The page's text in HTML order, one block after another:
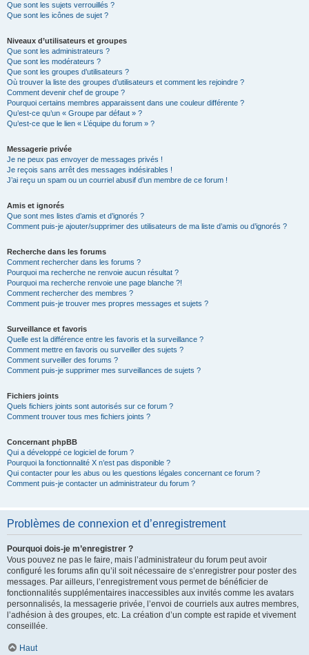
Que sont les sujets verrouillés ?
Que sont les icônes de sujet ?
Niveaux d’utilisateurs et groupes
Que sont les administrateurs ?
Que sont les modérateurs ?
Que sont les groupes d’utilisateurs ?
Où trouver la liste des groupes d’utilisateurs et comment les rejoindre ?
Comment devenir chef de groupe ?
Pourquoi certains membres apparaissent dans une couleur différente ?
Qu’est-ce qu’un « Groupe par défaut » ?
Qu’est-ce que le lien « L’équipe du forum » ?
Messagerie privée
Je ne peux pas envoyer de messages privés !
Je reçois sans arrêt des messages indésirables !
J’ai reçu un spam ou un courriel abusif d’un membre de ce forum !
Amis et ignorés
Que sont mes listes d’amis et d’ignorés ?
Comment puis-je ajouter/supprimer des utilisateurs de ma liste d’amis ou d’ignorés ?
Recherche dans les forums
Comment rechercher dans les forums ?
Pourquoi ma recherche ne renvoie aucun résultat ?
Pourquoi ma recherche renvoie une page blanche ?!
Comment rechercher des membres ?
Comment puis-je trouver mes propres messages et sujets ?
Surveillance et favoris
Quelle est la différence entre les favoris et la surveillance ?
Comment mettre en favoris ou surveiller des sujets ?
Comment surveiller des forums ?
Comment puis-je supprimer mes surveillances de sujets ?
Fichiers joints
Quels fichiers joints sont autorisés sur ce forum ?
Comment trouver tous mes fichiers joints ?
Concernant phpBB
Qui a développé ce logiciel de forum ?
Pourquoi la fonctionnalité X n’est pas disponible ?
Qui contacter pour les abus ou les questions légales concernant ce forum ?
Comment puis-je contacter un administrateur du forum ?
Problèmes de connexion et d’enregistrement
Pourquoi dois-je m’enregistrer ?
Vous pouvez ne pas le faire, mais l’administrateur du forum peut avoir
configuré les forums afin qu’il soit nécessaire de s’enregistrer pour poster des
messages. Par ailleurs, l’enregistrement vous permet de bénéficier de
fonctionnalités supplémentaires inaccessibles aux invités comme les avatars
personnalisés, la messagerie privée, l’envoi de courriels aux autres membres,
l’adhésion à des groupes, etc. La création d’un compte est rapide et vivement
conseillée.
Haut